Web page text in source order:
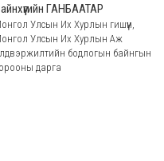
ГАНБААТАР
Улсын Их Хурлын гишүүн,
Улсын Их Хурлын Аж
бодлогын байнгын
дарга